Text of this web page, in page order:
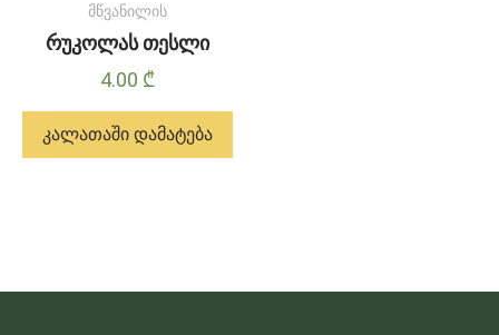
მწვანილის
რუკოლას თესლი
4.00 ₾
კალათაში დამატება